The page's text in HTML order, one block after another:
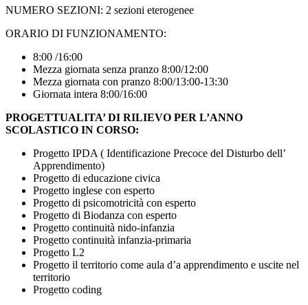
NUMERO SEZIONI: 2 sezioni eterogenee
ORARIO DI FUNZIONAMENTO:
8:00 /16:00
Mezza giornata senza pranzo 8:00/12:00
Mezza giornata con pranzo 8:00/13:00-13:30
Giornata intera 8:00/16:00
PROGETTUALITA’ DI RILIEVO PER L’ANNO
SCOLASTICO IN CORSO:
Progetto IPDA ( Identificazione Precoce del Disturbo dell’
Apprendimento)
Progetto di educazione civica
Progetto inglese con esperto
Progetto di psicomotricità con esperto
Progetto di Biodanza con esperto
Progetto continuità nido-infanzia
Progetto continuità infanzia-primaria
Progetto L2
Progetto il territorio come aula d’a apprendimento e uscite nel
territorio
Progetto coding